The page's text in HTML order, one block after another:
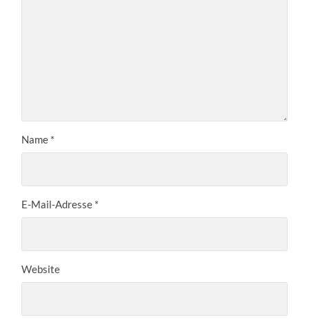
Name *
E-Mail-Adresse *
Website